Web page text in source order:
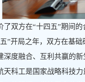
了双方在“十四五”期间
”开局之年，双方在基
度融合、互利共赢的新
天科工是国家战略科技